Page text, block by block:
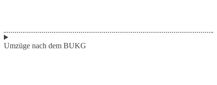
Umzüge nach dem BUKG